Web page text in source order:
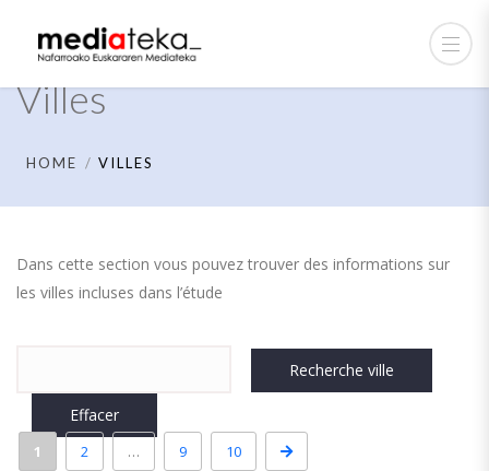
Villes
HOME VILLES
Dans cette section vous pouvez trouver des informations sur
les villes incluses dans l’étude
1 2 … 9 10